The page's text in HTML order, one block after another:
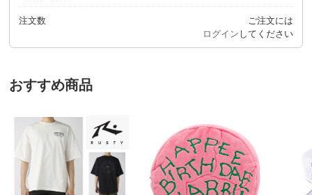
注文数
ご注文には
ログイン してください
おすすめ商品